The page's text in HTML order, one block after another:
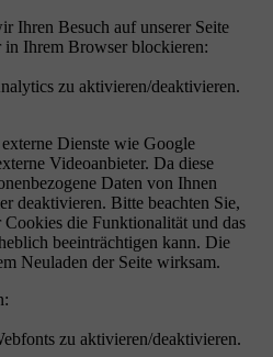
Ihren Besuch auf unserer Seite
Ihrem Browser blockieren:
zu aktivieren/deaktivieren.
Dienste wie Google
Videoanbieter. Da diese
Daten von Ihnen
deaktivieren. Bitte beachten Sie,
die Funktionalität und das
beeinträchtigen kann. Die
Neuladen der Seite wirksam.
zu aktivieren/deaktivieren.